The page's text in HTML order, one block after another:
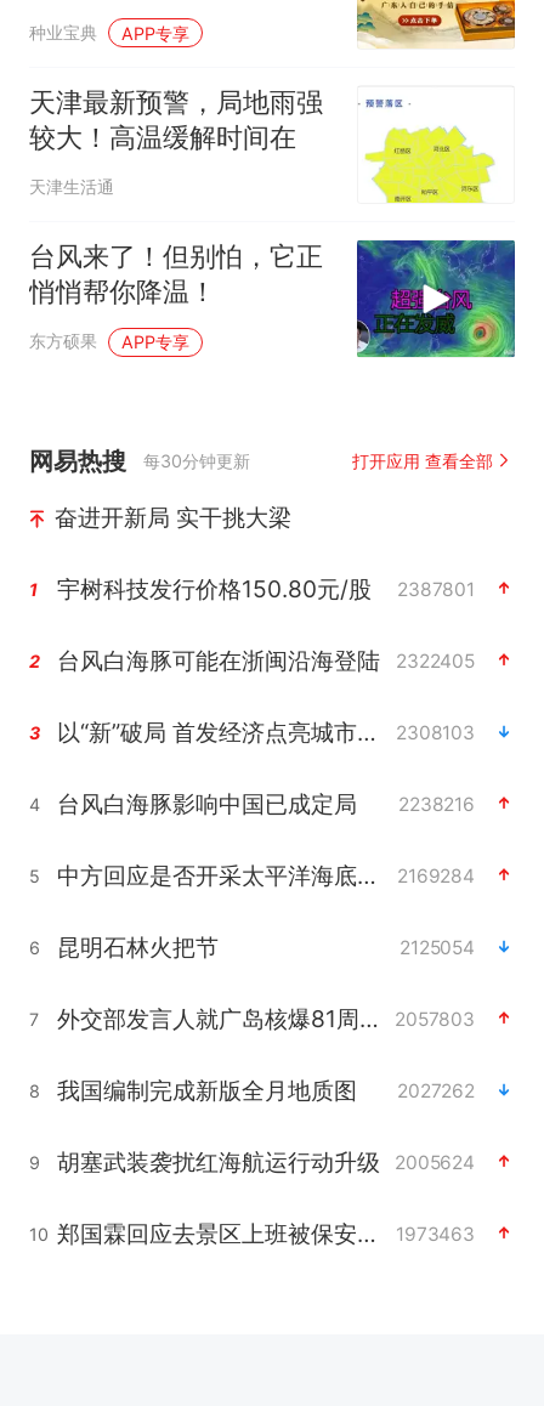
种业宝典 APP专享
天津最新预警，局地雨强
较大！高温缓解时间在
天津生活通
台风来了！但别怕，它正
悄悄帮你降温！
东方硕果 APP专享
网易热搜 每30分钟更新 打开应用 查看全部
奋进开新局 实干挑大梁
1 宇树科技发行价格150.80元/股 2387801
2 台风白海豚可能在浙闽沿海登陆 2322405
3 以“新”破局 首发经济点亮城市消费活力 2308103
4 台风白海豚影响中国已成定局 2238216
5 中方回应是否开采太平洋海底稀土资源 2169284
6 昆明石林火把节 2125054
7 外交部发言人就广岛核爆81周年等答记者问 2057803
8 我国编制完成新版全月地质图 2027262
9 胡塞武装袭扰红海航运行动升级 2005624
10 郑国霖回应去景区上班被保安拦下 1973463